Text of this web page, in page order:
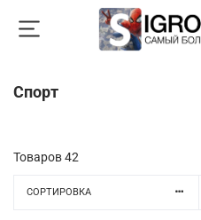
Спорт
Товаров42
СОРТИРОВКА